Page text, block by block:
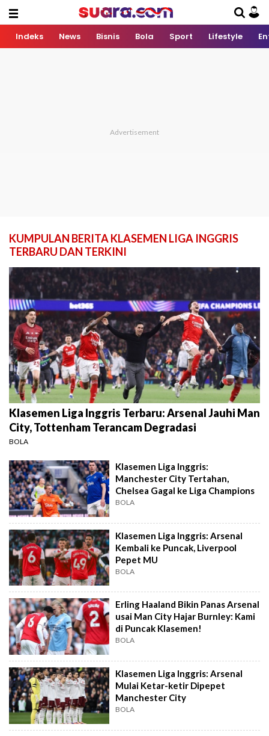
Indeks News Bisnis Bola Sport Lifestyle
KUMPULAN BERITA KLASEMEN LIGA INGGRIS
TERBARU DAN TERKINI
Klasemen Liga Inggris Terbaru: Arsenal Jauhi Man
City, Tottenham Terancam Degradasi
BOLA
Klasemen Liga Inggris:
Manchester City Tertahan,
Chelsea Gagal ke Liga Champions
BOLA
Klasemen Liga Inggris: Arsenal
Kembali ke Puncak, Liverpool
Pepet MU
BOLA
Erling Haaland Bikin Panas Arsenal
usai Man City Hajar Burnley: Kami
di Puncak Klasemen!
BOLA
Klasemen Liga Inggris: Arsenal
Mulai Ketar-ketir Dipepet
Manchester City
BOLA